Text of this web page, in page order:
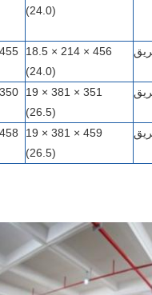
(24.0)
456 × 214 × 18.5
(24.0)
351 × 381 × 19
(26.5)
459 × 381 × 19
(26.5)